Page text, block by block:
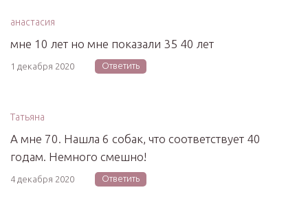
анастасия
мне 10 лет но мне показали 35 40 лет
1 декабря 2020 Ответить
Татьяна
А мне 70. Нашла 6 собак, что соответствует 40
годам. Немного смешно!
4 декабря 2020 Ответить